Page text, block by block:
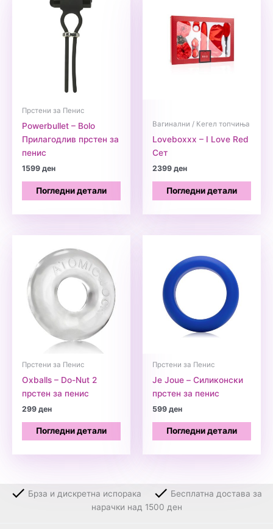
Прстени за Пенис
Powerbullet – Bolo
Прилагодлив прстен за
пенис
1599ден
Погледни детали
Вагинални / Кегел топчиња
Loveboxxx – I Love Red
Сет
2399ден
Погледни детали
Прстени за Пенис
Oxballs – Do-Nut 2
прстен за пенис
299ден
Погледни детали
Прстени за Пенис
Je Joue – Силиконски
прстен за пенис
599ден
Погледни детали
Брза и дискретна испорака
Бесплатна достава за
нарачки над 1500 ден